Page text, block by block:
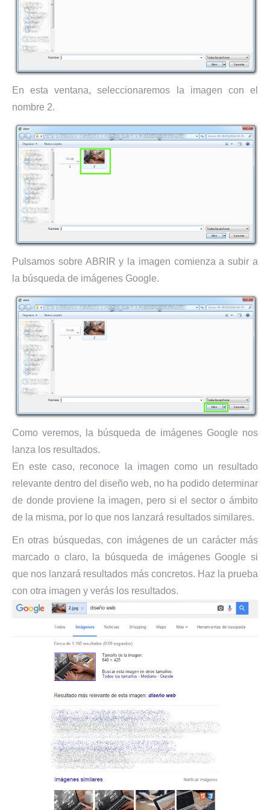
En esta ventana, seleccionaremos la imagen con el
nombre 2.
Pulsamos sobre ABRIR y la imagen comienza a subir a
la búsqueda de imágenes Google.
Como veremos, la búsqueda de imágenes Google nos
lanza los resultados.
En este caso, reconoce la imagen como un resultado
relevante dentro del diseño web, no ha podido determinar
de donde proviene la imagen, pero si el sector o ámbito
de la misma, por lo que nos lanzará resultados similares.
En otras búsquedas, con imágenes de un carácter más
marcado o claro, la búsqueda de imágenes Google si
que nos lanzará resultados más concretos. Haz la prueba
con otra imagen y verás los resultados.